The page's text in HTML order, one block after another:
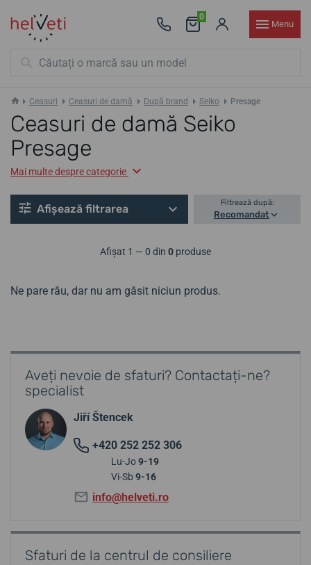
0
Menu
Ceasuri Ceasuri de damă După brand Seiko Presage
Ceasuri de damă Seiko
Presage
Mai multe despre categorie
Afișează filtrarea Filtrează după:
Recomandat
Afișat 1 — 0 din 0 produse
Ne pare rău, dar nu am găsit niciun produs.
Aveți nevoie de sfaturi? Contactați-ne?
specialist
Jiří Štencek
+420 252 252 306
Lu-Jo9-19
Vi-Sb 9-16
info@helveti.ro
Sfaturi de la centrul de consiliere